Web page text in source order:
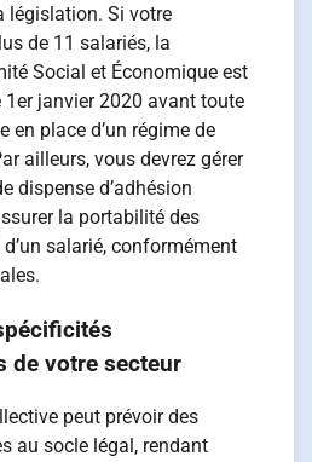
législation. Si votre
de 11 salariés, la
Social et Économique est
janvier 2020 avant toute
place d’un régime de
ailleurs, vous devrez gérer
dispense d’adhésion
la portabilité des
salarié, conformément
de votre secteur
peut prévoir des
au socle légal, rendant